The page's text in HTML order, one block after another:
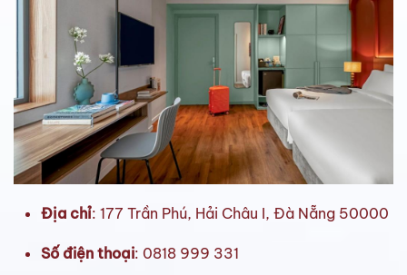
Địa chỉ: 177 Trần Phú, Hải Châu I, Đà Nẵng 50000
Số điện thoại: 0818 999 331